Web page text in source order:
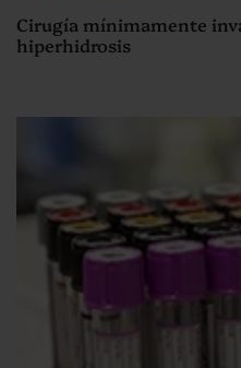
Cirugía mínimamente
hiperhidrosis